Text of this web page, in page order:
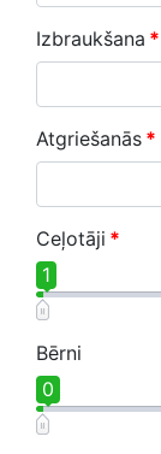
Izbraukšana *
Atgriešanās *
Ceļotāji *
1
Bērni
0